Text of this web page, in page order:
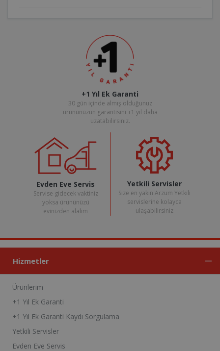
+1 Yıl Ek Garanti
30 gün içinde almış olduğunuz
ürününüzün garantisini +1 yıl daha
uzatabilirsiniz.
Evden Eve Servis
Servise gidecek vaktiniz
yoksa ürününüzü
evinizden alalım
Yetkili Servisler
Size en yakın Arzum Yetkili
servislerine kolayca
ulaşabilirsiniz
Hizmetler
Ürünlerim
+1 Yıl Ek Garanti
+1 Yıl Ek Garanti Kaydı Sorgulama
Yetkili Servisler
Evden Eve Servis